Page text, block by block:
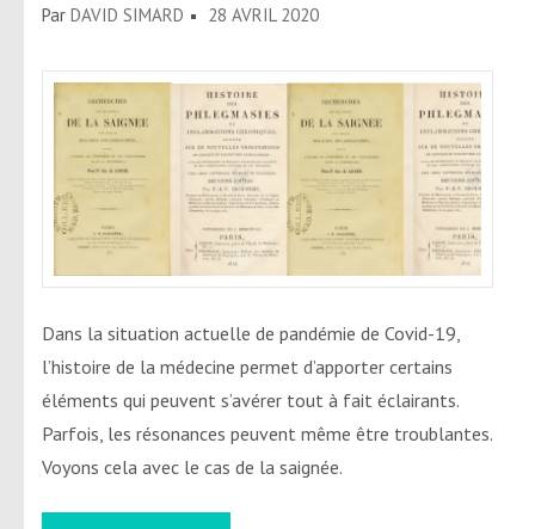
Par DAVID SIMARD 28 AVRIL 2020
Dans la situation actuelle de pandémie de Covid-19,
l’histoire de la médecine permet d’apporter certains
éléments qui peuvent s’avérer tout à fait éclairants.
Parfois, les résonances peuvent même être troublantes.
Voyons cela avec le cas de la saignée.